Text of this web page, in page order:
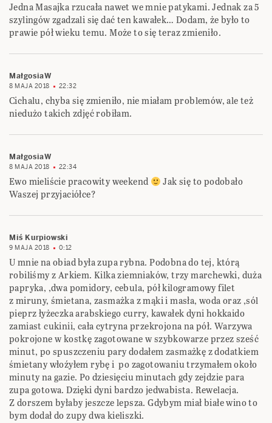
Jedna Masajka rzucała nawet we mnie patykami. Jednak za 5
szylingów zgadzali się dać ten kawałek… Dodam, że było to
prawie pół wieku temu. Może to się teraz zmieniło.
MałgosiaW
8 MAJA 2018 22:32
Cichalu, chyba się zmieniło, nie miałam problemów, ale też
niedużo takich zdjęć robiłam.
MałgosiaW
8 MAJA 2018 22:34
Ewo mieliście pracowity weekend
Jak się to podobało
Waszej przyjaciółce?
Miś Kurpiowski
9 MAJA 2018 0:12
U mnie na obiad była zupa rybna. Podobna do tej, którą
robiliśmy z Arkiem. Kilka ziemniaków, trzy marchewki, duża
papryka, ,dwa pomidory, cebula, pół kilogramowy filet
z miruny, śmietana, zasmażka z mąki i masła, woda oraz ,sól
pieprz łyżeczka arabskiego curry, kawałek dyni hokkaido
zamiast cukinii, cała cytryna przekrojona na pół. Warzywa
pokrojone w kostkę zagotowane w szybkowarze przez sześć
minut, po spuszczeniu pary dodałem zasmażkę z dodatkiem
śmietany włoźyłem rybę i po zagotowaniu trzymałem około
minuty na gazie. Po dziesięciu minutach gdy zejdzie para
zupa gotowa. Dzięki dyni bardzo jedwabista. Rewelacja.
Z dorszem byłaby jeszcze lepsza. Gdybym miał białe wino to
bym dodał do zupy dwa kieliszki.